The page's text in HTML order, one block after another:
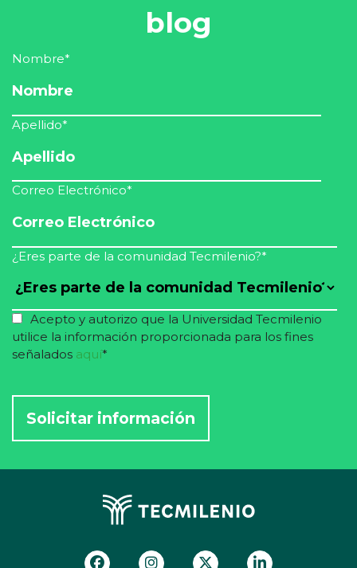
blog
Nombre*
Apellido*
Correo Electrónico*
¿Eres parte de la comunidad Tecmilenio?*
Acepto y autorizo que la Universidad Tecmilenio
utilice la información proporcionada para los fines
señalados aquí*